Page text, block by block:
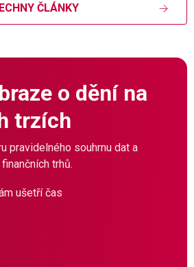
ČLÁNKY
o dění na
trzích
pravidelného souhrnu dat a
trhů.
ušetří čas